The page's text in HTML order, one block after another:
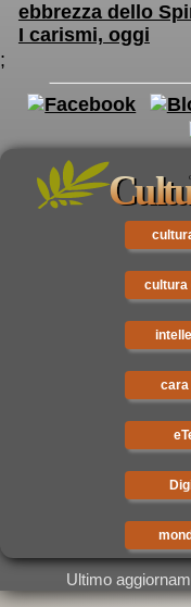
ebbrezza dello
I carismi, oggi
;
cultura
Ultimo